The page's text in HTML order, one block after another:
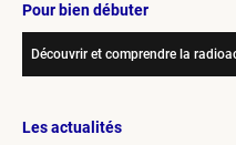
Pour bien débuter
Découvrir et comprendre la
Les actualités